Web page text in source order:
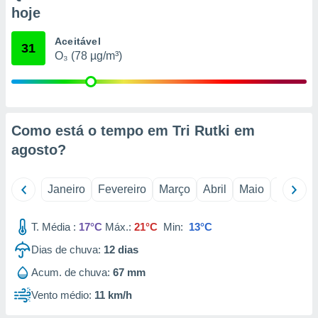
qual se
tal,
ou opor-
qualquer
de
ou aceder
num
para
hoje
31 Aceitável
O₃ (78 µg/m³)
Como está o tempo em Tri Rutki em
agosto?
Janeiro Fevereiro Março Abril Maio Junho
T. Média : 17°C Máx.: 21°C Min: 13°C
Dias de chuva: 12 dias
Acum. de chuva: 67 mm
Vento médio: 11 km/h